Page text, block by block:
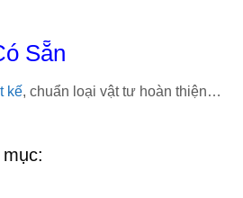
Sẵn
kế, chuẩn loại vật tư hoàn thiện…